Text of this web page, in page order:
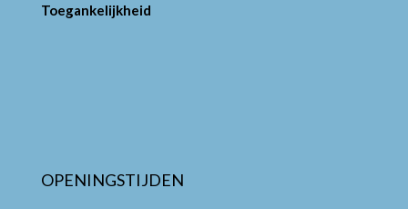
Toegankelijkheid
OPENINGSTIJDEN